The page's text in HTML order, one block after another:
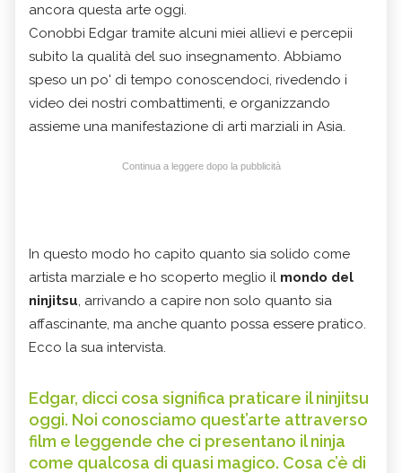
ancora questa arte oggi.
Conobbi Edgar tramite alcuni miei allievi e percepii
subito la qualità del suo insegnamento. Abbiamo
speso un po' di tempo conoscendoci, rivedendo i
video dei nostri combattimenti, e organizzando
assieme una manifestazione di arti marziali in Asia.
Continua a leggere dopo la pubblicità
In questo modo ho capito quanto sia solido come
artista marziale e ho scoperto meglio il mondo del
ninjitsu, arrivando a capire non solo quanto sia
affascinante, ma anche quanto possa essere pratico.
Ecco la sua intervista.
Edgar, dicci cosa significa praticare il ninjitsu
oggi. Noi conosciamo quest’arte attraverso
film e leggende che ci presentano il ninja
come qualcosa di quasi magico. Cosa c’è di